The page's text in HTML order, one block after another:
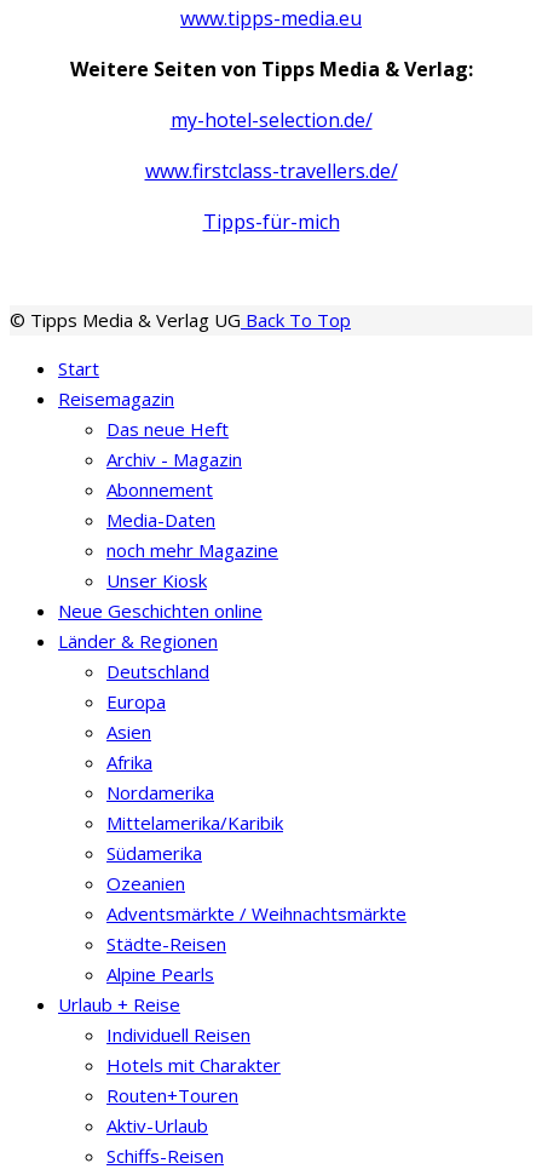
www.tipps-media.eu
Weitere Seiten von Tipps Media & Verlag:
my-hotel-selection.de/
www.firstclass-travellers.de/
Tipps-für-mich
© Tipps Media & Verlag UG Back To Top
Start
Reisemagazin
Das neue Heft
Archiv - Magazin
Abonnement
Media-Daten
noch mehr Magazine
Unser Kiosk
Neue Geschichten online
Länder & Regionen
Deutschland
Europa
Asien
Afrika
Nordamerika
Mittelamerika/Karibik
Südamerika
Ozeanien
Adventsmärkte / Weihnachtsmärkte
Städte-Reisen
Alpine Pearls
Urlaub + Reise
Individuell Reisen
Hotels mit Charakter
Routen+Touren
Aktiv-Urlaub
Schiffs-Reisen